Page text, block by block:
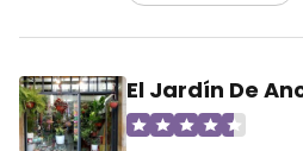
El Jardín De